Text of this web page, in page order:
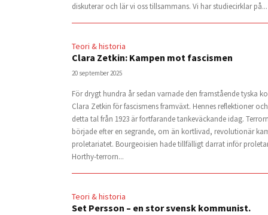
diskuterar och lär vi oss tillsammans. Vi har studiecirklar på...
Teori & historia
Clara Zetkin: Kampen mot fascismen
20 september 2025
För drygt hundra år sedan varnade den framstående tyska
Clara Zetkin för fascismens framväxt. Hennes reflektioner
detta tal från 1923 är fortfarande tankeväckande idag.
började efter en segrande, om än kortlivad, revolutionär
proletariatet. Bourgeoisien hade tillfälligt darrat inför
Horthy-terrorn...
Teori & historia
Set Persson – en stor svensk kommunist.